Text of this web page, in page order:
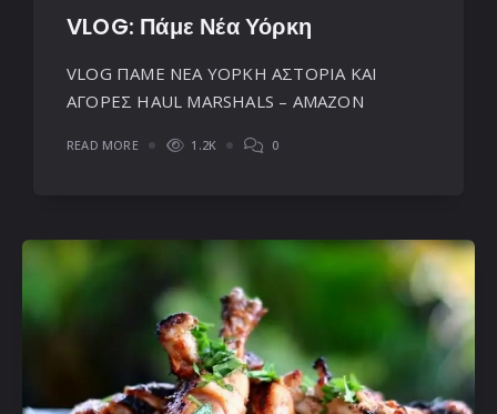
VLOG: Πάμε Νέα Υόρκη
VLOG ΠΑΜΕ ΝΕΑ ΥΟΡΚΗ ΑΣΤΟΡΙΑ ΚΑΙ
ΑΓΟΡΕΣ HAUL MARSHALS – AMAZON
READ MORE 1.2K 0